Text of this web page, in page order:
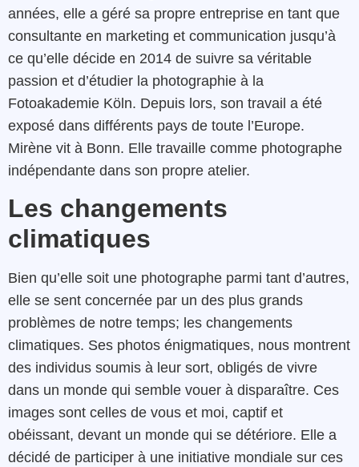
années, elle a géré sa propre entreprise en tant que
consultante en marketing et communication jusqu’à
ce qu’elle décide en 2014 de suivre sa véritable
passion et d’étudier la photographie à la
Fotoakademie Köln. Depuis lors, son travail a été
exposé dans différents pays de toute l’Europe.
Mirène vit à Bonn. Elle travaille comme photographe
indépendante dans son propre atelier.
Les changements
climatiques
Bien qu’elle soit une photographe parmi tant d’autres,
elle se sent concernée par un des plus grands
problèmes de notre temps; les changements
climatiques. Ses photos énigmatiques, nous montrent
des individus soumis à leur sort, obligés de vivre
dans un monde qui semble vouer à disparaître. Ces
images sont celles de vous et moi, captif et
obéissant, devant un monde qui se détériore. Elle a
décidé de participer à une initiative mondiale sur ces